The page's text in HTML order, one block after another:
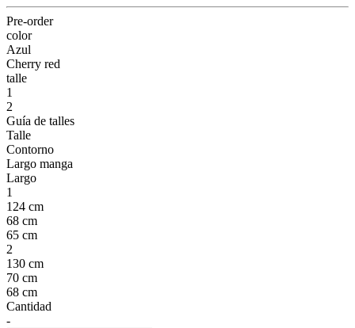
Pre-order
color
Azul
Cherry red
talle
1
2
Guía de talles
Talle
Contorno
Largo manga
Largo
1
124 cm
68 cm
65 cm
2
130 cm
70 cm
68 cm
Cantidad
-